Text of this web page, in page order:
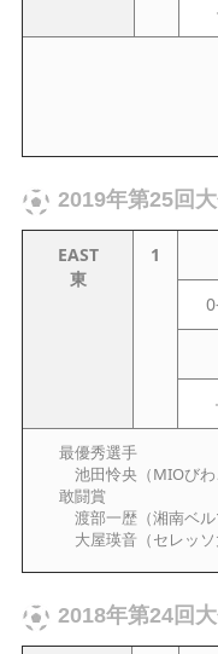
2019年第25回
EAST
東
1
最優秀選手
池田怜央（MIOびわ
敢闘賞
渡部一歴（湘南ベル
大屋瑛音（セレッ
2018年第24回